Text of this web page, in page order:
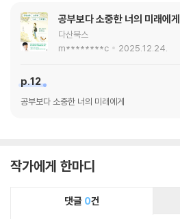
공부보다 소중한 너의 미래에게
다산북스
m********c
2025.12.24.
p.12
공부보다 소중한 너의 미래에게
작가에게 한마디
댓글 0건